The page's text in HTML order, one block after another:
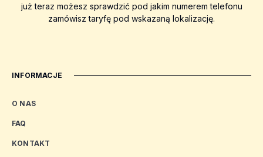
już teraz możesz sprawdzić pod jakim numerem telefonu
zamówisz taryfę pod wskazaną lokalizację.
INFORMACJE
O NAS
FAQ
KONTAKT